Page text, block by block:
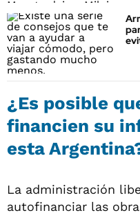
¿Es posible
financien su
esta
La administración
autofinanciar las